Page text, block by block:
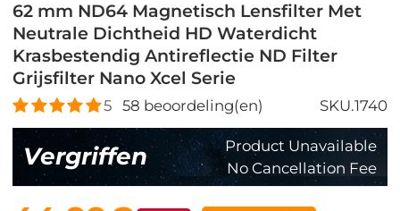
62 mm ND64 Magnetisch Lensfilter Met
Neutrale Dichtheid HD Waterdicht
Krasbestendig Antireflectie ND Filter
Grijsfilter Nano Xcel Serie
5 58 beoordeling(en) SKU.1740
Vergriffen
Product Unavailable
No Cancellation Fee